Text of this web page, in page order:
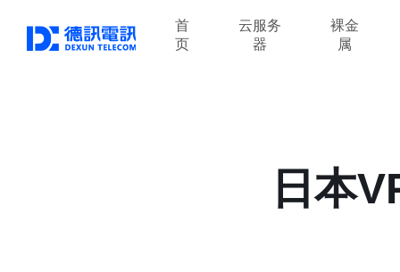
首
页
云服务
器
裸金
属
日本